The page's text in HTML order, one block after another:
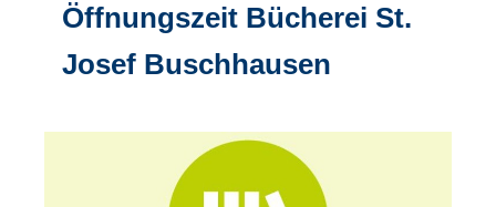
Öffnungszeit Bücherei St.
Josef Buschhausen